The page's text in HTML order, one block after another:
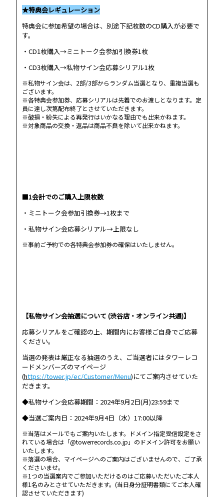
★特典会レギュレーション
特典会に参加希望の場合は、別途下記枚数のCD購入が必要で
す。
・CD1枚購入→ミニトーク会参加引換券1枚
・CD3枚購入→私物サイン会応募シリアル1枚
※私物サイン会は、2部/3部からランダム当選となり、重複当選も
ございます。
※各特典会参加券、応募シリアルは先着でのお渡しとなります。定
員に達し次第配布終了とさせていただきます。
※破損・紛失による再発行はいかなる理由でも出来かねます。
※対象商品の交換・返品は商品不良を除いて出来かねます。
■1会計でのご購入上限枚数
・ミニトーク会参加引換券→1枚まで
・私物サイン会応募シリアル→上限なし
※事前ご予約での各特典会参加券の確保はいたしません。
【私物サイン会抽選について (渋谷店・オンライン共通)】
応募シリアルをご確認の上、期間内にお客様ご自身でご応募
ください。
当選の発表は厳正なる抽選のうえ、ご当選者にはタワーレコ
ードメンバーズのマイページ
(https://tower.jp/ec/Customer/Menu)にてご案内させていた
だきます。
◆私物サイン会応募期間：2024年9月2日(月)23:59まで
◆当選ご案内日：2024年9月4日（水）17:00以降
※当落はメールでもご案内いたします。ドメイン指定受信設定をさ
れている場合は「@towerrecords.co.jp」のドメイン許可をお願い
いたします。
※落選の場合、マイページへのご案内はございませんので、ご了承
くださいませ。
※1つの当選案内でご参加いただけるのはご応募いただいたご本人
様1名のみとさせていただきます。(当日身分証明書類にてご本人確
認させていただきます)